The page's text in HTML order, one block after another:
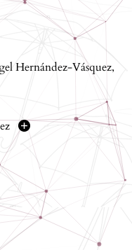
Hernández-Vásquez,